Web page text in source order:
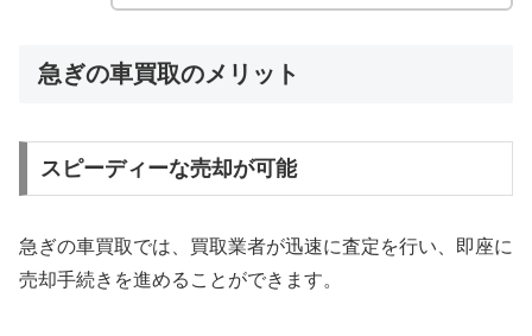
急ぎの車買取のメリット
スピーディーな売却が可能
急ぎの車買取では、買取業者が迅速に査定を行い、即座に
売却手続きを進めることができます。